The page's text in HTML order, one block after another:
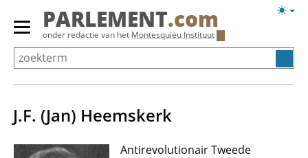
Overslaan
Primair
menu
tonen/verbergen
PARLEMENT.com
onder redactie van het Montesquieu Instituut
J.F. (Jan) Heemskerk
Antirevolutionair Tweede